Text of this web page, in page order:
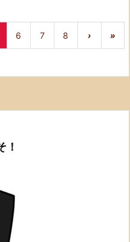
6 7 8 › »
！